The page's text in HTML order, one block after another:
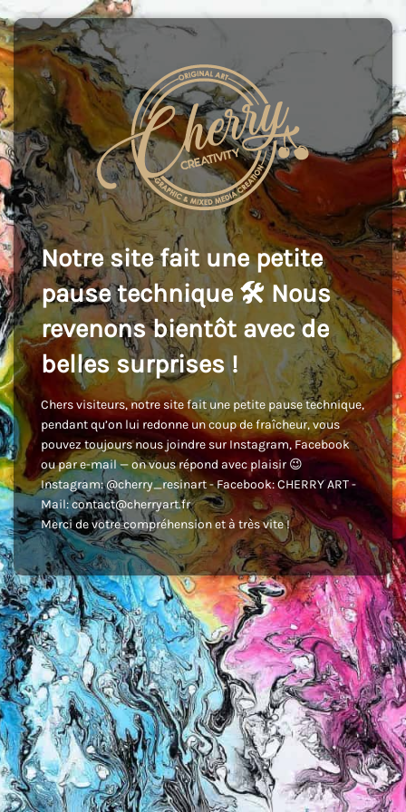
Notre site fait une petite
pause technique 🛠️ Nous
revenons bientôt avec de
belles surprises !
Chers visiteurs, notre site fait une petite pause technique,
pendant qu’on lui redonne un coup de fraîcheur, vous
pouvez toujours nous joindre sur Instagram, Facebook
ou par e-mail — on vous répond avec plaisir 😉
Instagram: @cherry_resinart - Facebook: CHERRY ART -
Mail: contact@cherryart.fr
Merci de votre compréhension et à très vite !